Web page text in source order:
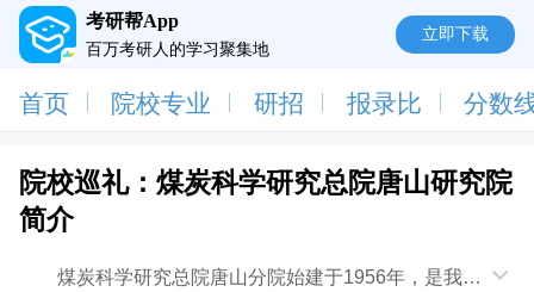
考研帮App
百万考研人的学习聚集地
立即下载
首页 院校专业 研招 报录比 分数
院校巡礼：煤炭科学研究总院唐山研究院
简介
煤炭科学研究总院唐山分院始建于1956年，是我国